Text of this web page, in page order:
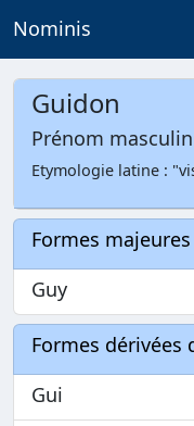
Nominis
Guidon
Prénom masculin
Etymologie latine :
Formes
Guy
Formes dérivées
Gui